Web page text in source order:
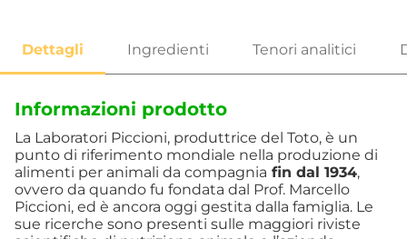
Informazioni prodotto
La Laboratori Piccioni, produttrice del Toto, è un
punto di riferimento mondiale nella produzione di
alimenti per animali da compagnia fin dal 1934,
ovvero da quando fu fondata dal Prof. Marcello
Piccioni, ed è ancora oggi gestita dalla famiglia. Le
sue ricerche sono presenti sulle maggiori riviste